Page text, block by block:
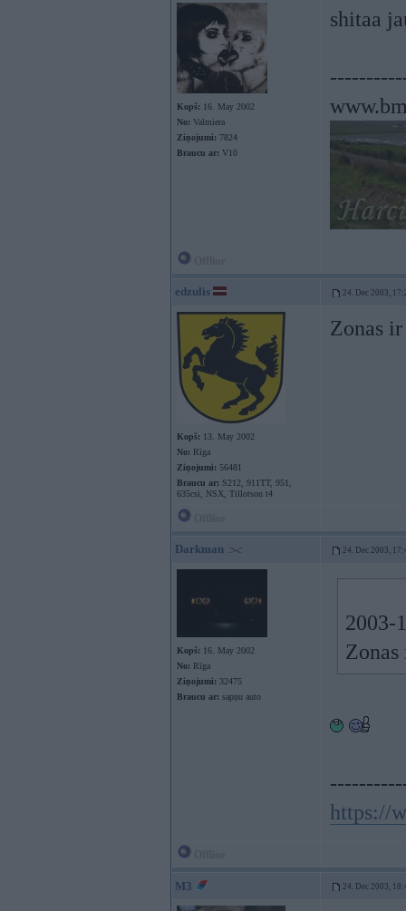
Kopš: 16. May 2002
No: Valmiera
Ziņojumi: 7824
Braucu ar: V10
shitaa
edzulis 24. Dec 2003,
Kopš: 13. May 2002
No: Rīga
Ziņojumi: 56481
Braucu ar: S212, 911TT, 951,
635csi, NSX, Tillotson t4
Zonas
Darkman 24. Dec 2003,
Kopš: 16. May 2002
No: Rīga
Ziņojumi: 32475
Braucu ar: sapņu auto
2003-
https://
M3 24. Dec 2003,